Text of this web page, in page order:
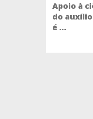
Apoio à
do auxílio
é ...